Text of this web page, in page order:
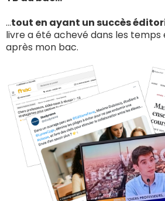
...tout en ayant un succès
livre a été achevé dans les temps
après mon bac.